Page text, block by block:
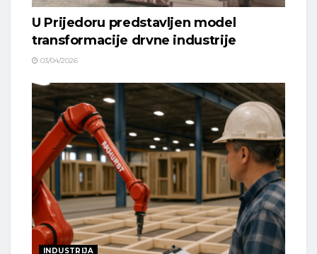
U Prijedoru predstavljen model
transformacije drvne industrije
03/04/2026
INDUSTRIJA